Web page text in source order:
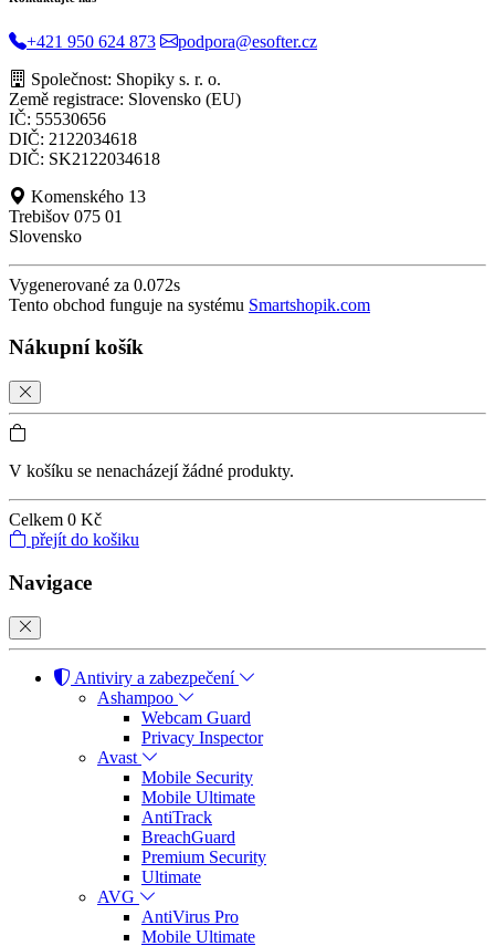
+421 950 624 873
podpora@esofter.cz
Společnost: Shopiky s. r. o.
Země registrace: Slovensko (EU)
IČ: 55530656
DIČ: 2122034618
DIČ: SK2122034618
Komenského 13
Trebišov 075 01
Slovensko
Vygenerované za 0.072s
Tento obchod funguje na systému Smartshopik.com
Nákupní košík
V košíku se nenacházejí žádné produkty.
Celkem 0 Kč
přejít do košiku
Navigace
Antiviry a zabezpečení
Ashampoo
Webcam Guard
Privacy Inspector
Avast
Mobile Security
Mobile Ultimate
AntiTrack
BreachGuard
Premium Security
Ultimate
AVG
AntiVirus Pro
Mobile Ultimate